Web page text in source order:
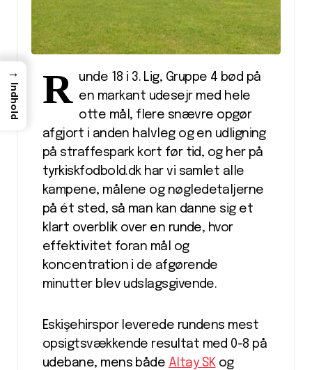
R unde 18 i 3. Lig, Gruppe 4 bød på
en markant udesejr med hele
otte mål, flere snævre opgør
afgjort i anden halvleg og en udligning
på straffespark kort før tid, og her på
tyrkiskfodbold.dk har vi samlet alle
kampene, målene og nøgledetaljerne
på ét sted, så man kan danne sig et
klart overblik over en runde, hvor
effektivitet foran mål og
koncentration i de afgørende
minutter blev udslagsgivende.
Eskişehirspor leverede rundens mest
opsigtsvækkende resultat med 0-8 på
udebane, mens både Altay SKog
→
Indhold